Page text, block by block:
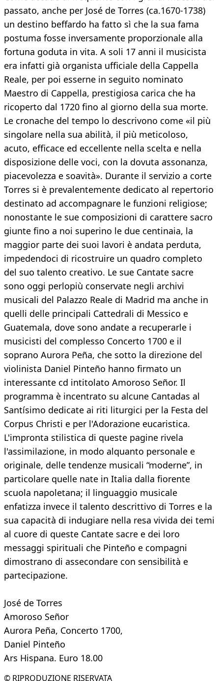
passato, anche per José de Torres (ca.1670-1738)
un destino beffardo ha fatto sì che la sua fama
postuma fosse inversamente proporzionale alla
fortuna goduta in vita. A soli 17 anni il musicista
era infatti già organista ufficiale della Cappella
Reale, per poi esserne in seguito nominato
Maestro di Cappella, prestigiosa carica che ha
ricoperto dal 1720 fino al giorno della sua morte.
Le cronache del tempo lo descrivono come «il più
singolare nella sua abilità, il più meticoloso,
acuto, efficace ed eccellente nella scelta e nella
disposizione delle voci, con la dovuta assonanza,
piacevolezza e soavità». Durante il servizio a corte
Torres si è prevalentemente dedicato al repertorio
destinato ad accompagnare le funzioni religiose;
nonostante le sue composizioni di carattere sacro
giunte fino a noi superino le due centinaia, la
maggior parte dei suoi lavori è andata perduta,
impedendoci di ricostruire un quadro completo
del suo talento creativo. Le sue Cantate sacre
sono oggi perlopiù conservate negli archivi
musicali del Palazzo Reale di Madrid ma anche in
quelli delle principali Cattedrali di Messico e
Guatemala, dove sono andate a recuperarle i
musicisti del complesso Concerto 1700 e il
soprano Aurora Peña, che sotto la direzione del
violinista Daniel Pinteño hanno firmato un
interessante cd intitolato Amoroso Señor. Il
programma è incentrato su alcune Cantadas al
Santísimo dedicate ai riti liturgici per la Festa del
Corpus Christi e per l'Adorazione eucaristica.
L'impronta stilistica di queste pagine rivela
l'assimilazione, in modo alquanto personale e
originale, delle tendenze musicali “moderne”, in
particolare quelle nate in Italia dalla fiorente
scuola napoletana; il linguaggio musicale
enfatizza invece il talento descrittivo di Torres e la
sua capacità di indugiare nella resa vivida dei temi
al cuore di queste Cantate sacre e dei loro
messaggi spirituali che Pinteño e compagni
dimostrano di assecondare con sensibilità e
partecipazione.
José de Torres
Amoroso Señor
Aurora Peña, Concerto 1700,
Daniel Pinteño
Ars Hispana. Euro 18.00
© RIPRODUZIONE RISERVATA